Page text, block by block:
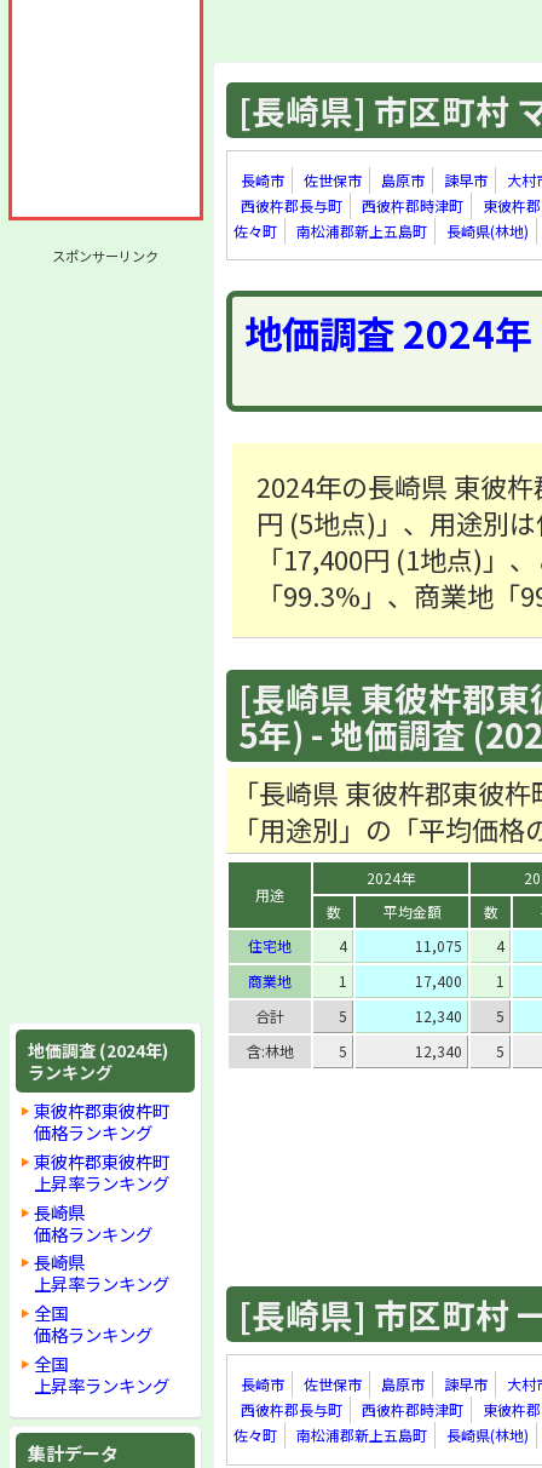
スポンサーリンク
地価調査 (2024年)
ランキング
東彼杵郡東彼杵町
価格ランキング
東彼杵郡東彼杵町
上昇率ランキング
長崎県
価格ランキング
長崎県
上昇率ランキング
全国
価格ランキング
全国
上昇率ランキング
集計データ
[長崎県] 市区町村
長崎市 佐世保市 島原市 諫早市
大村
西彼杵郡長与町
西彼杵郡時津町
東彼杵
佐々町
南松浦郡新上五島町 長崎県(林地)
地価調査 2024
2024年の長崎県 東彼
円 (5地点)」、用途別
「17,400円 (1地点)」
「99.3%」、商業地「
[長崎県 東彼杵郡
5年) - 地価調査
「長崎県 東彼杵郡東彼
「用途別」の「平均価格
用途
2024年
数
平均金額 数
住宅地
4 11,075
4
商業地
1 17,400
1
合計
5 12,340
5
含:林地
5 12,340 5
[長崎県] 市区町村
長崎市 佐世保市 島原市 諫早市
大村
西彼杵郡長与町
西彼杵郡時津町
東彼杵
佐々町
南松浦郡新上五島町 長崎県(林地)